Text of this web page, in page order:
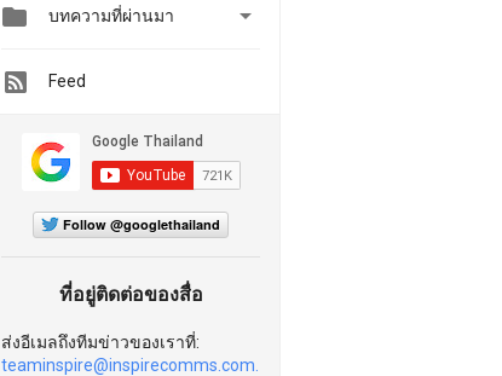
 บทความที่ผ่านมา 
Feed
Follow @googlethailand
ที่อยู่ติดต่อของสื่อ
ส่งอีเมลถึงทีมข่าวของเราที่:
teaminspire@inspirecomms.com.